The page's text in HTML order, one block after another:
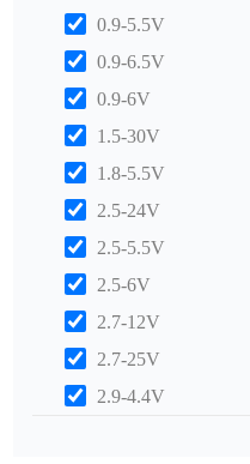
0.9-5.5V
0.9-6.5V
0.9-6V
1.5-30V
1.8-5.5V
2.5-24V
2.5-5.5V
2.5-6V
2.7-12V
2.7-25V
2.9-4.4V